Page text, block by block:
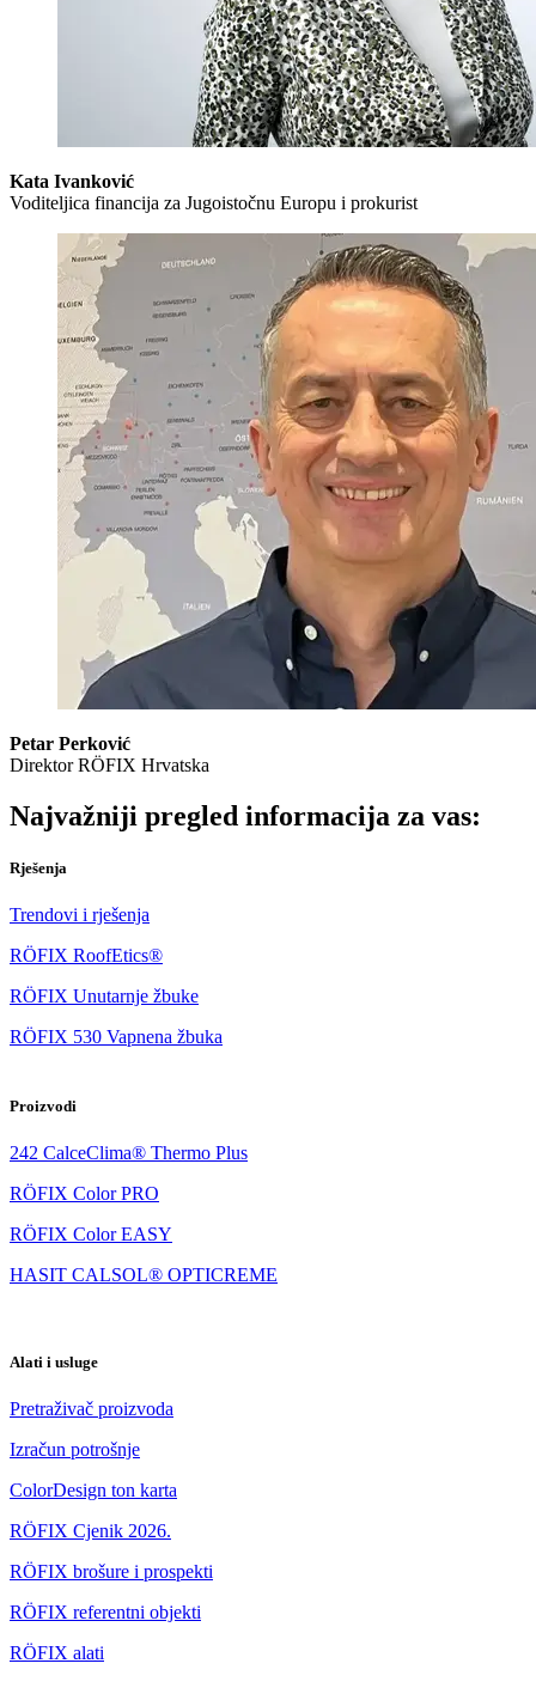
Kata Ivanković
Voditeljica financija za Jugoistočnu Europu i prokurist
Petar Perković
Direktor RÖFIX Hrvatska
Najvažniji pregled informacija za vas:
Rješenja
Trendovi i rješenja
RÖFIX RoofEtics®
RÖFIX Unutarnje žbuke
RÖFIX 530 Vapnena žbuka
Proizvodi
242 CalceClima® Thermo Plus
RÖFIX Color PRO
RÖFIX Color EASY
HASIT CALSOL® OPTICREME
Alati i usluge
Pretraživač proizvoda
Izračun potrošnje
ColorDesign ton karta
RÖFIX Cjenik 2026.
RÖFIX brošure i prospekti
RÖFIX referentni objekti
RÖFIX alati